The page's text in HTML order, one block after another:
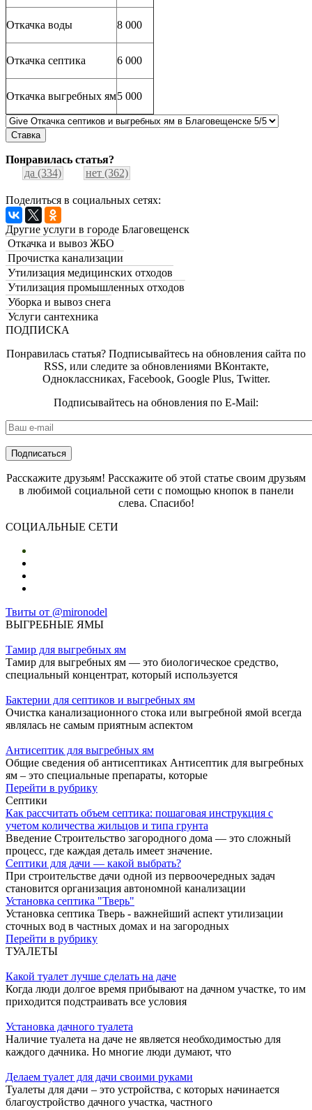
Откачка воды 8 000
Откачка септика 6 000
Откачка выгребных ям5 000
Понравилась статья?
да (334)
нет (362)
Поделиться в социальных сетях:
Другие услуги в городе Благовещенск
Откачка и вывоз ЖБО
Прочистка канализации
Утилизация медицинских отходов
Утилизация промышленных отходов
Уборка и вывоз снега
Услуги сантехника
ПОДПИСКА
Понравилась статья? Подписывайтесь на обновления сайта по
RSS, или следите за обновлениями ВКонтакте,
Одноклассниках, Facebook, Google Plus, Twitter.
Подписывайтесь на обновления по E-Mail:
E-mail*
Расскажите друзьям! Расскажите об этой статье своим друзьям
в любимой социальной сети с помощью кнопок в панели
слева. Спасибо!
СОЦИАЛЬНЫЕ СЕТИ
Твиты от @mironodel
ВЫГРЕБНЫЕ ЯМЫ
Тамир для выгребных ям
Тамир для выгребных ям — это биологическое средство,
специальный концентрат, который используется
Бактерии для септиков и выгребных ям
Очистка канализационного стока или выгребной ямой всегда
являлась не самым приятным аспектом
Антисептик для выгребных ям
Общие сведения об антисептиках Антисептик для выгребных
ям – это специальные препараты, которые
Перейти в рубрику
Септики
Как рассчитать объем септика: пошаговая инструкция с
учетом количества жильцов и типа грунта
Введение Строительство загородного дома — это сложный
процесс, где каждая деталь имеет значение.
Септики для дачи — какой выбрать?
При строительстве дачи одной из первоочередных задач
становится организация автономной канализации
Установка септика "Тверь"
Установка септика Тверь - важнейший аспект утилизации
сточных вод в частных домах и на загородных
Перейти в рубрику
ТУАЛЕТЫ
Какой туалет лучше сделать на даче
Когда люди долгое время прибывают на дачном участке, то им
приходится подстраивать все условия
Установка дачного туалета
Наличие туалета на даче не является необходимостью для
каждого дачника. Но многие люди думают, что
Делаем туалет для дачи своими руками
Туалеты для дачи – это устройства, с которых начинается
благоустройство дачного участка, частного